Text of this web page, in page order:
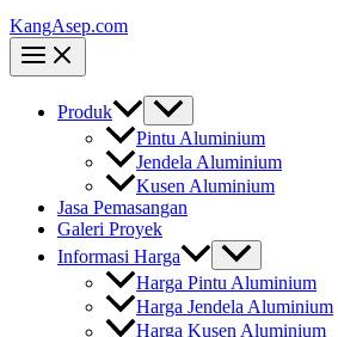
KangAsep.com
Produk
Pintu Aluminium
Jendela Aluminium
Kusen Aluminium
Jasa Pemasangan
Galeri Proyek
Informasi Harga
Harga Pintu Aluminium
Harga Jendela Aluminium
Harga Kusen Aluminium